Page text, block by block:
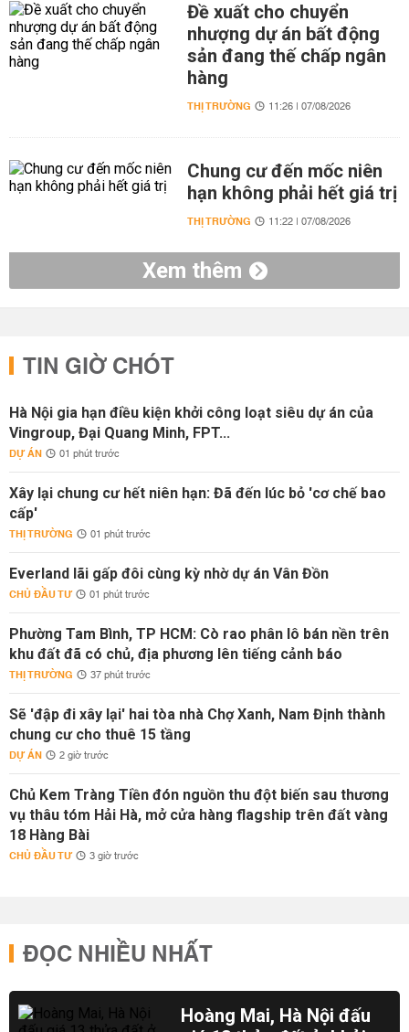
Đề xuất cho chuyển
nhượng dự án bất động
sản đang thế chấp ngân
hàng
THỊ TRƯỜNG 11:26 | 07/08/2026
Chung cư đến mốc niên
hạn không phải hết giá trị
THỊ TRƯỜNG 11:22 | 07/08/2026
Xem thêm
TIN GIỜ CHÓT
Hà Nội gia hạn điều kiện khởi công loạt siêu dự án của
Vingroup, Đại Quang Minh, FPT...
DỰ ÁN 01 phút trước
Xây lại chung cư hết niên hạn: Đã đến lúc bỏ 'cơ chế bao
cấp'
THỊ TRƯỜNG 01 phút trước
Everland lãi gấp đôi cùng kỳ nhờ dự án Vân Đồn
CHỦ ĐẦU TƯ 01 phút trước
Phường Tam Bình, TP HCM: Cò rao phân lô bán nền trên
khu đất đã có chủ, địa phương lên tiếng cảnh báo
THỊ TRƯỜNG 37 phút trước
Sẽ 'đập đi xây lại' hai tòa nhà Chợ Xanh, Nam Định thành
chung cư cho thuê 15 tầng
DỰ ÁN 2 giờ trước
Chủ Kem Tràng Tiền đón nguồn thu đột biến sau thương
vụ thâu tóm Hải Hà, mở cửa hàng flagship trên đất vàng
18 Hàng Bài
CHỦ ĐẦU TƯ 3 giờ trước
ĐỌC NHIỀU NHẤT
Hoàng Mai, Hà Nội đấu